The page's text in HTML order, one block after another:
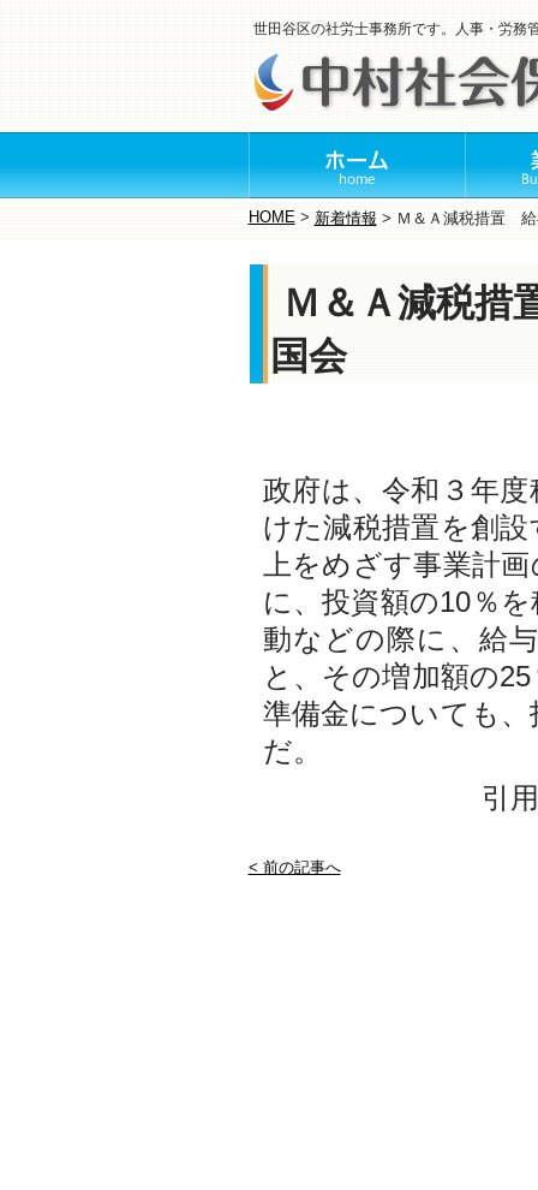
世田谷区の社労士事務所です。人事・労務
HOME> 新着情報 > Ｍ＆Ａ減税措置
Ｍ＆Ａ減税
国会
政府は、令和３年
けた減税措置を創
上をめざす事業計
に、投資額の10％
動などの際に、給
と、その増加額の
準備金についても
だ。
引
< 前の記事へ